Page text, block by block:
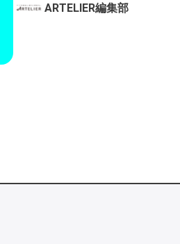
ARTELIER編集部